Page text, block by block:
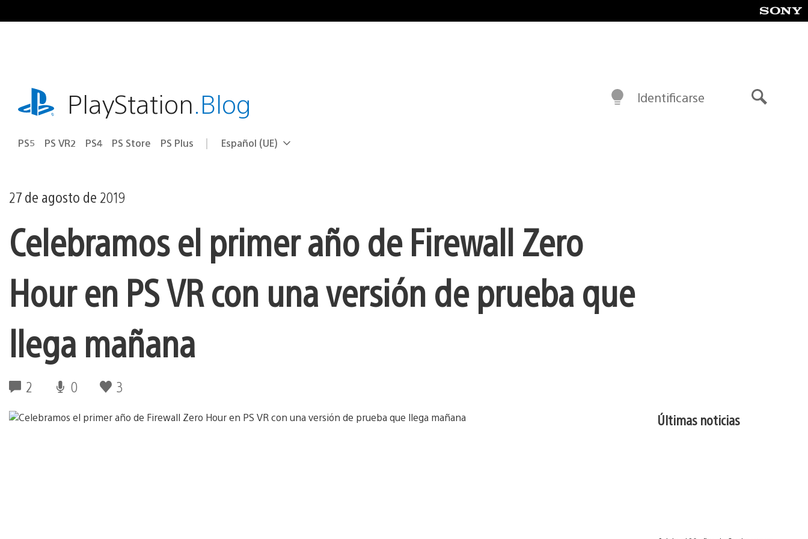
al
playstation.comPlayStation.Blog
PS5 PS VR2 PS4 PS Store PS Plus Selecciona
Región
Español (UE)
Identificarse
27 de agosto de 2019
Celebramos el primer año de Firewall Zero
Hour en PS VR con una versión de prueba que
llega mañana
2 0 3
Últimas noticias